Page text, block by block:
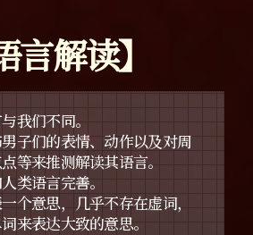
言解读】
我们不同。
子们的表情、动作以及对周
等来推测解读其语言。
类语言完善。
个意思，几乎不存在虚词，
来表达大致的意思。